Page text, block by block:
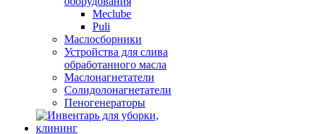
Meclube
Puli
Маслосборники
Устройства для слива
обработанного масла
Маслонагнетатели
Солидолонагнетатели
Пеногенераторы